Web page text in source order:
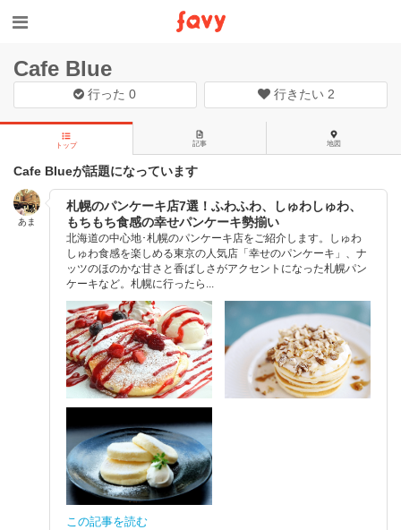
Cafe Blue
行った0 行きたい 2
トップ 記事 地図
Cafe Blueが話題になっています
あま
札幌のパンケーキ店7選！ふわふわ、しゅわしゅわ、
もちもち食感の幸せパンケーキ勢揃い
北海道の中心地･札幌のパンケーキ店をご紹介します。しゅわ
しゅわ食感を楽しめる東京の人気店「幸せのパンケーキ」、ナ
ッツのほのかな甘さと香ばしさがアクセントになった札幌パン
ケーキなど。札幌に行ったら...
この記事を読む